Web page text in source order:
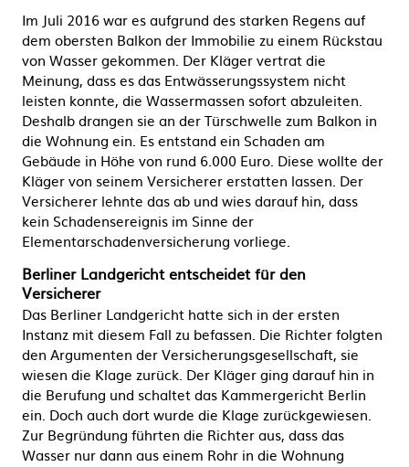
Im Juli 2016 war es aufgrund des starken Regens auf
dem obersten Balkon der Immobilie zu einem Rückstau
von Wasser gekommen. Der Kläger vertrat die
Meinung, dass es das Entwässerungssystem nicht
leisten konnte, die Wassermassen sofort abzuleiten.
Deshalb drangen sie an der Türschwelle zum Balkon in
die Wohnung ein. Es entstand ein Schaden am
Gebäude in Höhe von rund 6.000 Euro. Diese wollte der
Kläger von seinem Versicherer erstatten lassen. Der
Versicherer lehnte das ab und wies darauf hin, dass
kein Schadensereignis im Sinne der
Elementarschadenversicherung vorliege.
Berliner Landgericht entscheidet für den
Versicherer
Das Berliner Landgericht hatte sich in der ersten
Instanz mit diesem Fall zu befassen. Die Richter folgten
den Argumenten der Versicherungsgesellschaft, sie
wiesen die Klage zurück. Der Kläger ging darauf hin in
die Berufung und schaltet das Kammergericht Berlin
ein. Doch auch dort wurde die Klage zurückgewiesen.
Zur Begründung führten die Richter aus, dass das
Wasser nur dann aus einem Rohr in die Wohnung